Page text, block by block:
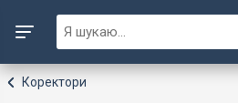
Коректори